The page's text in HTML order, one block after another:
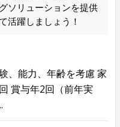
ソリューションを提供
活躍しましょう！
、能力、年齢を考慮 家
賞与年2回（前年実